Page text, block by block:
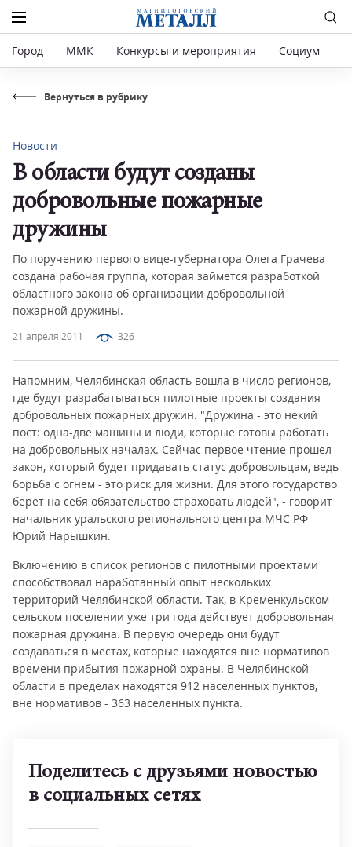
Город ММК Конкурсы и мероприятия Социум
Вернуться в рубрику
21 апреля 2011 326
Новости
В области будут созданы
добровольные пожарные
дружины
По поручению первого вице-губернатора Олега Грачева
создана рабочая группа, которая займется разработкой
областного закона об организации добровольной
пожарной дружины.
Напомним, Челябинская область вошла в число регионов,
где будут разрабатываться пилотные проекты создания
добровольных пожарных дружин. "Дружина - это некий
пост: одна-две машины и люди, которые готовы работать
на добровольных началах. Сейчас первое чтение прошел
закон, который будет придавать статус добровольцам, ведь
борьба с огнем - это риск для жизни. Для этого государство
берет на себя обязательство страховать людей", - говорит
начальник уральского регионального центра МЧС РФ
Юрий Нарышкин.
Включению в список регионов с пилотными проектами
способствовал наработанный опыт нескольких
территорий Челябинской области. Так, в Кременкульском
сельском поселении уже три года действует добровольная
пожарная дружина. В первую очередь они будут
создаваться в местах, которые находятся вне нормативов
времени прибытия пожарной охраны. В Челябинской
области в пределах находятся 912 населенных пунктов,
вне нормативов - 363 населенных пункта.
Поделитесь с друзьями новостью
в социальных сетях